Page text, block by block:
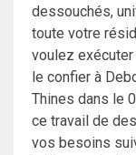
dessouchés,
toute votre
voulez
le confier à
Thines dans le
ce travail de
vos besoins